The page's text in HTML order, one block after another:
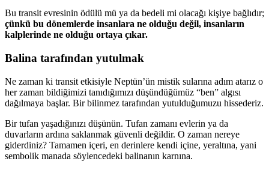
Bu transit evresinin ödülü mü ya da bedeli mi olacağı kişiye bağlıdır;
çünkü bu dönemlerde insanlara ne olduğu değil, insanların
kalplerinde ne olduğu ortaya çıkar.
Balina tarafından yutulmak
Ne zaman ki transit etkisiyle Neptün’ün mistik sularına adım atarız o
her zaman bildiğimizi tanıdığımızı düşündüğümüz “ben” algısı
dağılmaya başlar. Bir bilinmez tarafından yutulduğumuzu hissederiz.
Bir tufan yaşadığınızı düşünün. Tufan zamanı evlerin ya da
duvarların ardına saklanmak güvenli değildir. O zaman nereye
giderdiniz? Tamamen içeri, en derinlere kendi içine, yeraltına, yani
sembolik manada söylencedeki balinanın karnına.